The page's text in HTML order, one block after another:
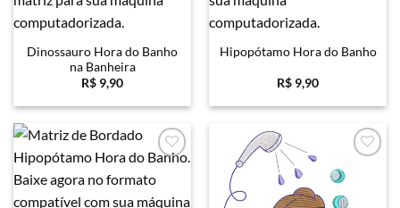
Dinossauro Hora do Banho
na Banheira
R$ 9,90
Hipopótamo Hora do Banho
R$ 9,90
Favoritar